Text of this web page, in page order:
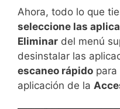
Ahora, todo lo que
seleccione las
Eliminar del menú
desinstalar las
escaneo rápido para
aplicación de la